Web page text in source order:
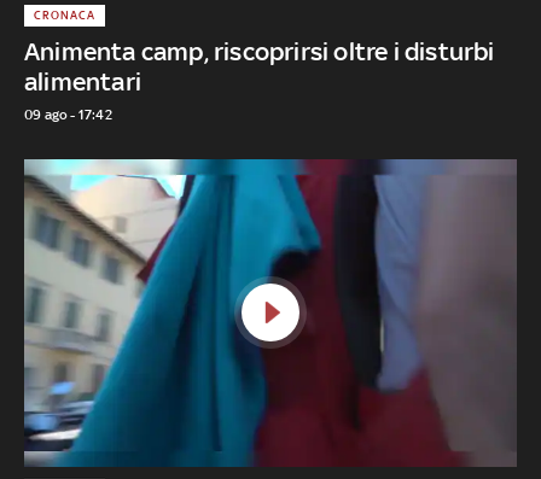
Animenta camp, riscoprirsi oltre i disturbi
alimentari
CRONACA
09 ago - 17:42